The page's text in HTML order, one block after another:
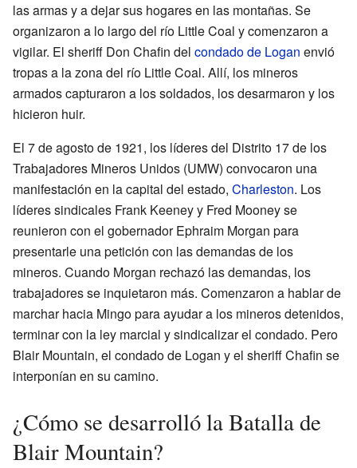
las armas y a dejar sus hogares en las montañas. Se
organizaron a lo largo del río Little Coal y comenzaron a
vigilar. El sheriff Don Chafin del condado de Logan envió
tropas a la zona del río Little Coal. Allí, los mineros
armados capturaron a los soldados, los desarmaron y los
hicieron huir.
El 7 de agosto de 1921, los líderes del Distrito 17 de los
Trabajadores Mineros Unidos (UMW) convocaron una
manifestación en la capital del estado, Charleston. Los
líderes sindicales Frank Keeney y Fred Mooney se
reunieron con el gobernador Ephraim Morgan para
presentarle una petición con las demandas de los
mineros. Cuando Morgan rechazó las demandas, los
trabajadores se inquietaron más. Comenzaron a hablar de
marchar hacia Mingo para ayudar a los mineros detenidos,
terminar con la ley marcial y sindicalizar el condado. Pero
Blair Mountain, el condado de Logan y el sheriff Chafin se
interponían en su camino.
¿Cómo se desarrolló la Batalla de
Blair Mountain?